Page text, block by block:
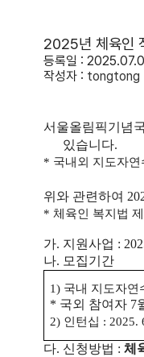
2025년 체육인
등록일 :
작성자 : tongtong
서울올림픽기념
있습니다.
* 국내외 지도자연
위와 관련하여
* 체육인 복지법 제
가. 지원사업 :
나. 모집기간
1) 국내 지도자연
* 국외 참여자 7
2) 인턴십 : 2025.
다. 신청방법 : 체